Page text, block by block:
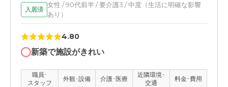
入居済
女性 / 90代前半 / 要介護3 / 中度（生活に明確な影響
あり）
4.80
新築で施設がきれい
職員･
スタッフ
外観･設備 介護･医療
近隣環境･
交通
料金･費用